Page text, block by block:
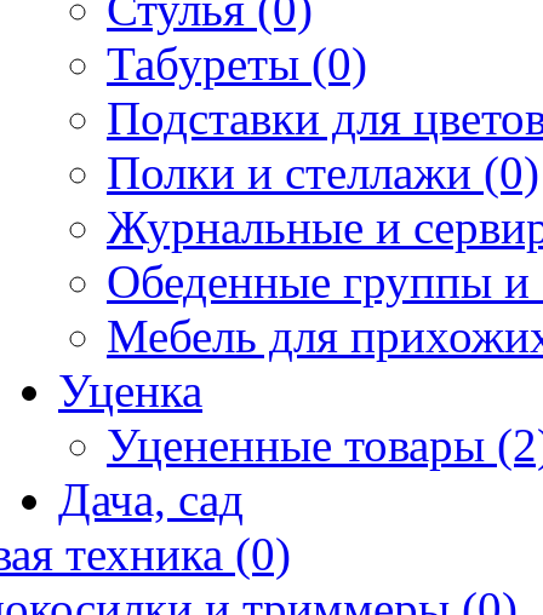
Табуреты (0)
Подставки для
Полки и стеллажи (0)
Журнальные и
Обеденные группы и
Мебель для
Уценка
Уцененные товары
Дача, сад
техника (0)